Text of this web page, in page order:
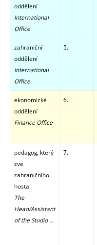
oddělení
International
Office
zahraniční
oddělení
International
Office
5.
ekonomické
oddělení
Finance Office
6.
pedagog, který
zve
zahraničního
hosta
The
Head/Assistant
of the Studio ...
7.